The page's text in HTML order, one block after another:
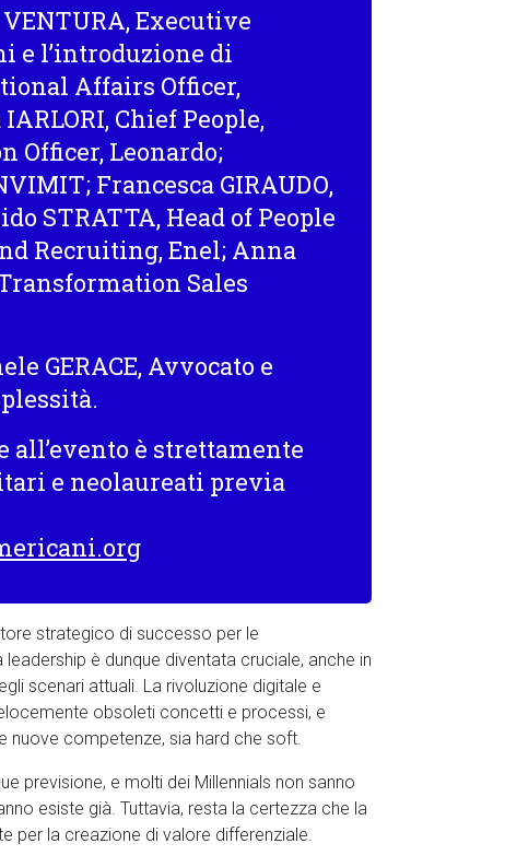
VENTURA, Executive
e l’introduzione di
Affairs Officer,
IARLORI, Chief People,
Officer, Leonardo;
; Francesca GIRAUDO,
STRATTA, Head of People
Recruiting,Enel; Anna
Sales
GERACE, Avvocato e
all’evento è strettamente
e neolaureati previa
strategico di successo per le
è dunque diventata cruciale, anche in
scenari attuali. La rivoluzione digitale e
obsoleti concetti e processi, e
nuove competenze, sia hard che soft.
previsione, e molti dei Millennials non sanno
esiste già. Tuttavia, resta la certezza che la
per la creazione di valore differenziale.